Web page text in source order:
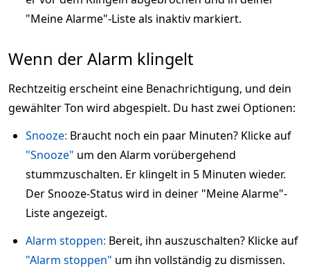
"Meine Alarme"-Liste als inaktiv markiert.
Wenn der Alarm klingelt
Rechtzeitig erscheint eine Benachrichtigung, und dein
gewählter Ton wird abgespielt. Du hast zwei Optionen:
Snooze: Braucht noch ein paar Minuten? Klicke auf
"Snooze" um den Alarm vorübergehend
stummzuschalten. Er klingelt in 5 Minuten wieder.
Der Snooze-Status wird in deiner "Meine Alarme"-
Liste angezeigt.
Alarm stoppen: Bereit, ihn auszuschalten? Klicke auf
"Alarm stoppen" um ihn vollständig zu dismissen.